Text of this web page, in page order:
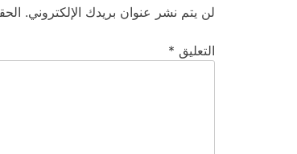
لن يتم نشر عنوان بريدك الإلكتروني.
التعليق *